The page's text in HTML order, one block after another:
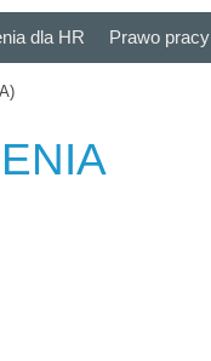
dla HR Prawo pracy